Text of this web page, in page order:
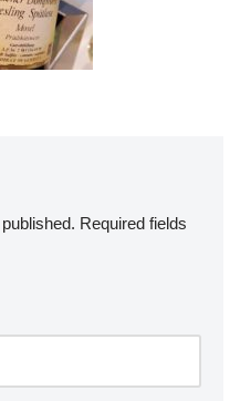
Required fields